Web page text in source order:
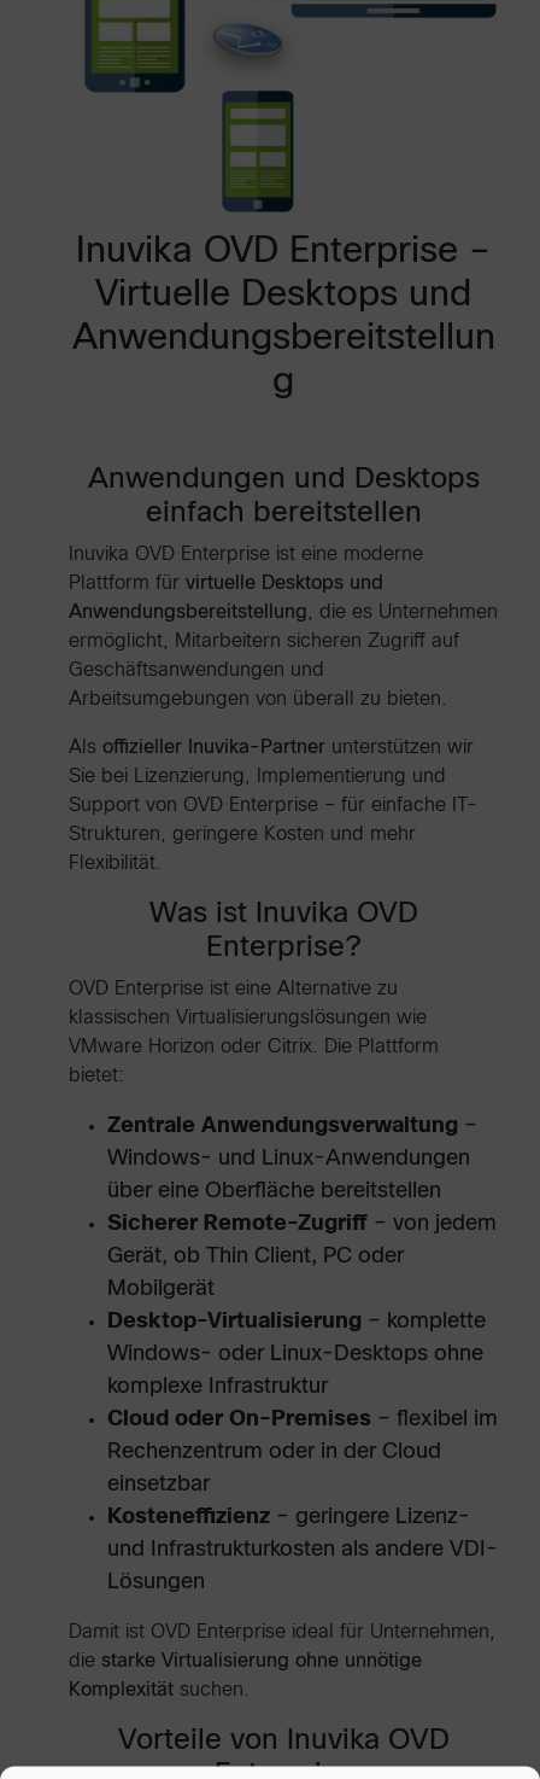
Inuvika OVD Enterprise –
Virtuelle Desktops und
Anwendungsbereitstellun
g
Anwendungen und Desktops
einfach bereitstellen
Inuvika OVD Enterprise ist eine moderne
Plattform für virtuelle Desktops und
Anwendungsbereitstellung , die es Unternehmen
ermöglicht, Mitarbeitern sicheren Zugriff auf
Geschäftsanwendungen und
Arbeitsumgebungen von überall zu bieten.
Als offizieller Inuvika-Partnerunterstützen wir
Sie bei Lizenzierung, Implementierung und
Support von OVD Enterprise – für einfache IT-
Strukturen, geringere Kosten und mehr
Flexibilität.
Was ist Inuvika OVD
Enterprise?
OVD Enterprise ist eine Alternative zu
klassischen Virtualisierungslösungen wie
VMware Horizon oder Citrix. Die Plattform
bietet:
Zentrale Anwendungsverwaltung –
Windows- und Linux-Anwendungen
über eine Oberfläche bereitstellen
Sicherer Remote-Zugriff – von jedem
Gerät, ob Thin Client, PC oder
Mobilgerät
Desktop-Virtualisierung – komplette
Windows- oder Linux-Desktops ohne
komplexe Infrastruktur
Cloud oder On-Premises – flexibel im
Rechenzentrum oder in der Cloud
einsetzbar
Kosteneffizienz– geringere Lizenz-
und Infrastrukturkosten als andere VDI-
Lösungen
Damit ist OVD Enterprise ideal für Unternehmen,
die starke Virtualisierung ohne unnötige
Komplexitätsuchen.
Vorteile von Inuvika OVD